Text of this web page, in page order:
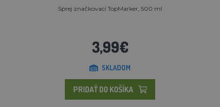
Sprej značkovací TopMarker, 500 ml
3,99€
SKLADOM
PRIDAŤ DO KOŠÍKA